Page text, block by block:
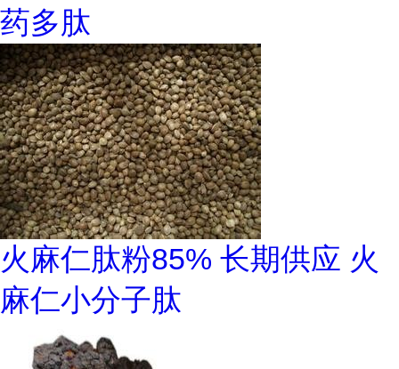
药多肽
火麻仁肽粉85% 长期供应 火
麻仁小分子肽